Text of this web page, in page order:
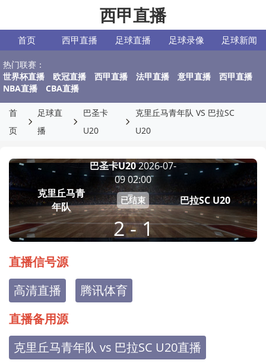
西甲直播
首页 西甲直播 足球直播 足球录像 足球新闻
热门联赛：
世界杯直播
欧冠直播 西甲直播 法甲直播 意甲直播
西甲直播
NBA直播
CBA直播
首
页
足球直
播
巴圣卡
U20
克里丘马青年队 VS 巴拉SC
U20
克里丘马青
年队
巴圣卡U202026-07-
09 02:00
已结束
2 - 1
巴拉SC U20
直播信号源
高清直播
腾讯体育
直播备用源
克里丘马青年队 vs 巴拉SC U20直播